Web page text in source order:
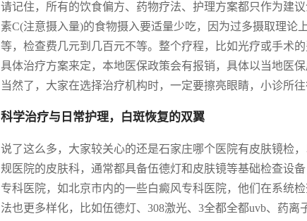
请记住，所有的饮食偏方、药物疗法、护理方案都只作为建
素C(注意摄入量)的食物摄入要适量少吃，因为过多摄取理
等，检查费几元到几百元不等。整个疗程，比如光疗或手术
具体治疗方案来定，本地医保政策会有报销，具体以当地医
当然了，大家在选择治疗机构时，一定要擦亮眼睛，小诊所
科学治疗与日常护理，白斑恢复的双翼
说了这么多，大家较关心的还是石家庄哪个医院有皮肤镜检
规医院的皮肤科，通常都具备伍德灯和皮肤镜等基础检查设
专科医院，如北京市内的一些白癜风专科医院，他们在系统
法也更多样化，比如伍德灯、308激光、3全都全都uvb、药